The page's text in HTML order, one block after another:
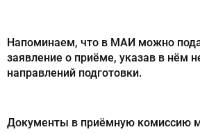
Напоминаем, что в МАИ можно
заявление о приёме, указав в нём
направлений подготовки.
Документы в приёмную комиссию